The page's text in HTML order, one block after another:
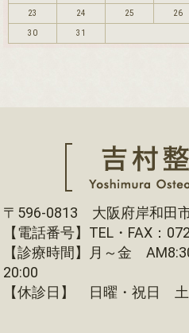
23 24 25 26
30 31
〒596-0813 大阪府岸和田
【電話番号】TEL・FAX：
【診療時間】月～金
20:00
【休診日】 日曜・祝日